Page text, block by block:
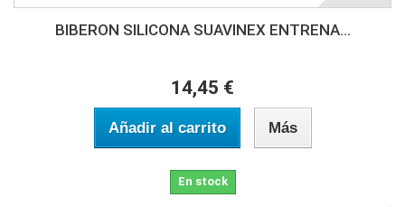
BIBERON SILICONA SUAVINEX ENTRENA...
14,45 €
Añadir al carrito Más
En stock